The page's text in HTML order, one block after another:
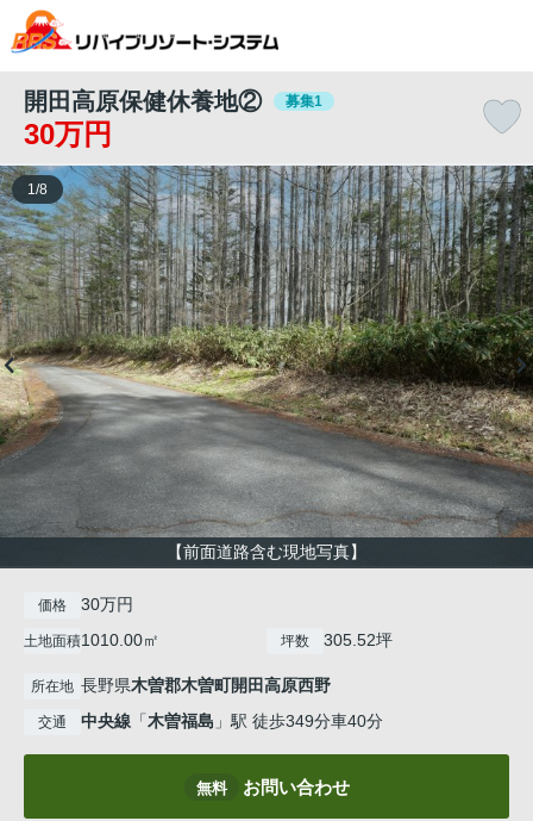
開田高原保健休養地② 募集1
30万円
【前面道路含む現地写真】
1 /8
価格 30万円
土地面積1010.00㎡ 坪数 305.52坪
所在地 長野県木曽郡木曽町開田高原西野
交通 中央線 「木曽福島 」駅 徒歩349分車40分
無料 お問い合わせ